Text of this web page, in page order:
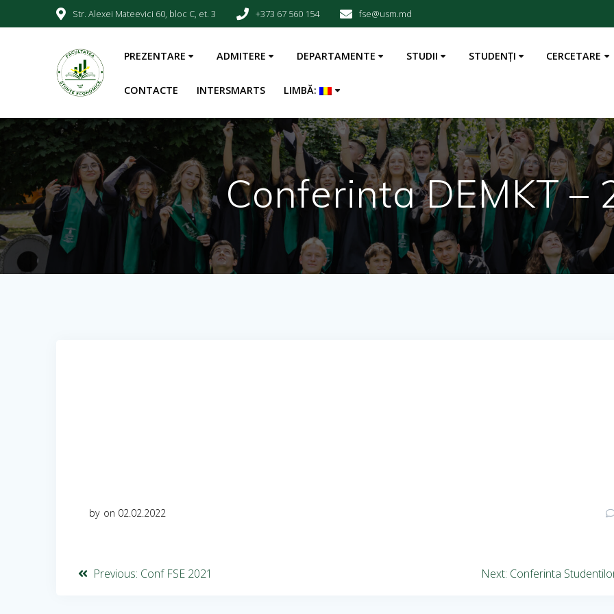
Str. Alexei Mateevici 60, bloc C, et. 3 +373 67 560 154 fse@usm.md
PREZENTARE ADMITERE DEPARTAMENTE STUDII STUDENȚI CERCETARE
CONTACTE INTERSMARTS LIMBĂ:
Conferinta DEMKT –
by on 02.02.2022
Previous: Conf FSE 2021 Next: Conferinta